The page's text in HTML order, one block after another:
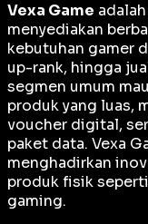
Vexa Game adalah
menyediakan
kebutuhan gamer
up-rank, hingga
segmen umum
produk yang luas,
voucher digital,
paket data. Vexa
menghadirkan
produk fisik
gaming.